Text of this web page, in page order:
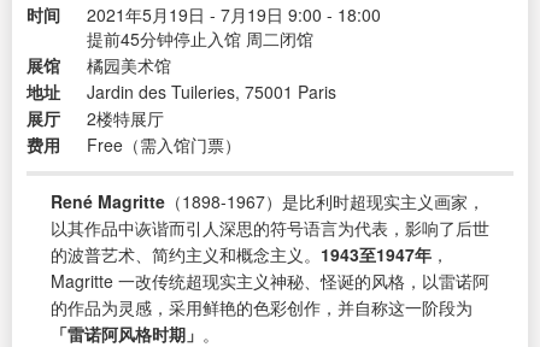
时间
2021年5月19日 - 7月19日 9:00 - 18:00
提前45分钟停止入馆 周二闭馆
展馆
橘园美术馆
地址
Jardin des Tuileries, 75001 Paris
展厅
2楼特展厅
费用
Free（需入馆门票）
René Magritte （1898-1967）是比利时超现实主义画家，
以其作品中诙谐而引人深思的符号语言为代表，影响了后世
的波普艺术、简约主义和概念主义。 1943至1947年 ，
Magritte 一改传统超现实主义神秘、怪诞的风格，以雷诺阿
的作品为灵感，采用鲜艳的色彩创作，并自称这一阶段为
「雷诺阿风格时期」 。